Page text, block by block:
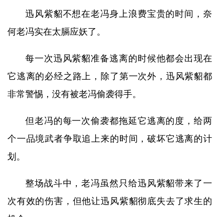
迅风紫貂不想在老冯身上浪费宝贵的时间，奈
何老冯实在太膈应妖了。
每一次迅风紫貂准备逃离的时候他都会出现在
它逃离的必经之路上，除了第一次外，迅风紫貂都
非常警惕，没有被老冯偷袭得手。
但老冯的每一次偷袭都拖延它逃离的度，给两
个一品境武者争取追上来的时间，破坏它逃离的计
划。
整场战斗中，老冯虽然只给迅风紫貂带来了一
次有效的伤害，但他让迅风紫貂彻底失去了求生的